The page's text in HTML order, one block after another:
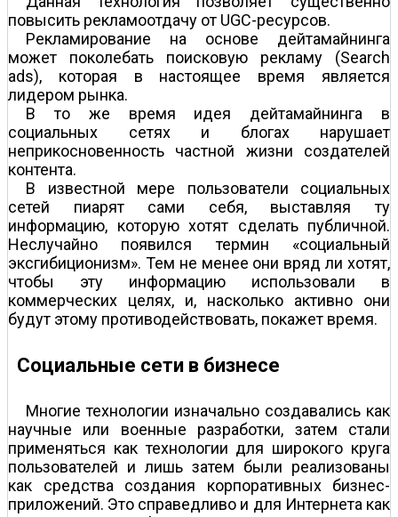
повысить рекламоотдачу от UGC-ресурсов.
Рекламирование на основе дейтамайнинга
может поколебать поисковую рекламу (Search
ads), которая в настоящее время является
лидером рынка.
В то же время идея дейтамайнинга в
социальных сетях и блогах нарушает
неприкосновенность частной жизни создателей
контента.
В известной мере пользователи социальных
сетей пиарят сами себя, выставляя ту
информацию, которую хотят сделать публичной.
Неслучайно появился термин «социальный
эксгибиционизм». Тем не менее они вряд ли хотят,
чтобы эту информацию использовали в
коммерческих целях, и, насколько активно они
будут этому противодействовать, покажет время.
Социальные сети в бизнесе
Многие технологии изначально создавались как
научные или военные разработки, затем стали
применяться как технологии для широкого круга
пользователей и лишь затем были реализованы
как средства создания корпоративных бизнес-
приложений. Это справедливо и для Интернета как